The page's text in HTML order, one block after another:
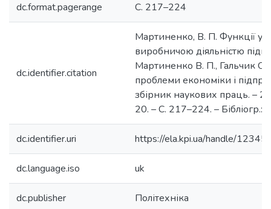
dc.format.pagerange С. 217–224
dc.identifier.citation
Мартиненко, В. П. Функції
виробничою діяльністю
Мартиненко В. П., Гальчик О.
проблеми економіки і
збірник наукових праць. –
20. – С. 217–224. – Бібліогр.:
dc.identifier.uri https://ela.kpi.ua/handle/
dc.language.iso uk
dc.publisher Політехніка